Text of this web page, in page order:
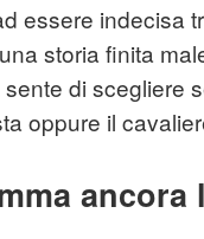
essere indecisa
storia finita
di scegliere
oppure il
ancora